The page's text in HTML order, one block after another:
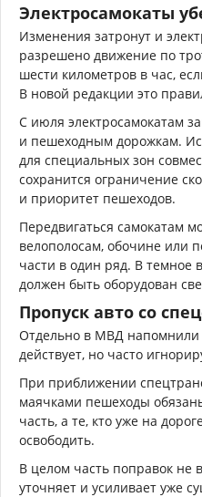
Электросамокаты
Изменения затронут и
разрешено движение по
шести километров в час,
В новой редакции это
С июля электросамокатам
и пешеходным дорожкам.
для специальных зон
сохранится ограничение
и приоритет пешеходов.
Передвигаться самокатам
велополосам, обочине или
части в один ряд. В темное
должен быть оборудован
Пропуск авто со
Отдельно в МВД напомнили
действует, но часто
При приближении
маячками пешеходы
часть, а те, кто уже на
освободить.
В целом часть поправок не
уточняет и усиливает уже